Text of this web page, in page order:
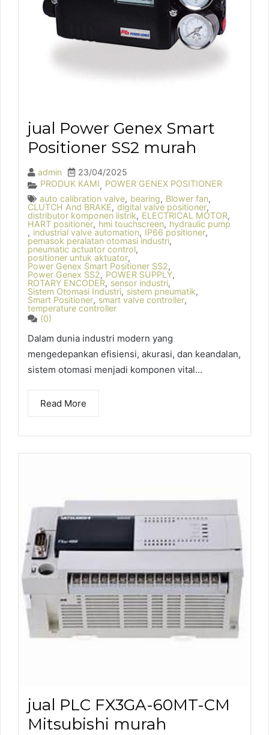
jual Power Genex Smart
Positioner SS2 murah
admin
23/04/2025
PRODUK KAMI, POWER GENEX POSITIONER
auto calibration valve, bearing, Blower fan,
CLUTCH And BRAKE, digital valve positioner,
distributor komponen listrik, ELECTRICAL MOTOR,
HART positioner, hmi touchscreen, hydraulic pump
, industrial valve automation, IP66 positioner,
pemasok peralatan otomasi industri,
pneumatic actuator control,
positioner untuk aktuator,
Power Genex Smart Positioner SS2,
Power Genex SS2, POWER SUPPLY,
ROTARY ENCODER, sensor industri,
Sistem Otomasi Industri, sistem pneumatik,
Smart Positioner, smart valve controller,
temperature controller
(0)
Dalam dunia industri modern yang
mengedepankan efisiensi, akurasi, dan keandalan,
sistem otomasi menjadi komponen vital...
Read More
jual PLC FX3GA-60MT-CM
Mitsubishi murah